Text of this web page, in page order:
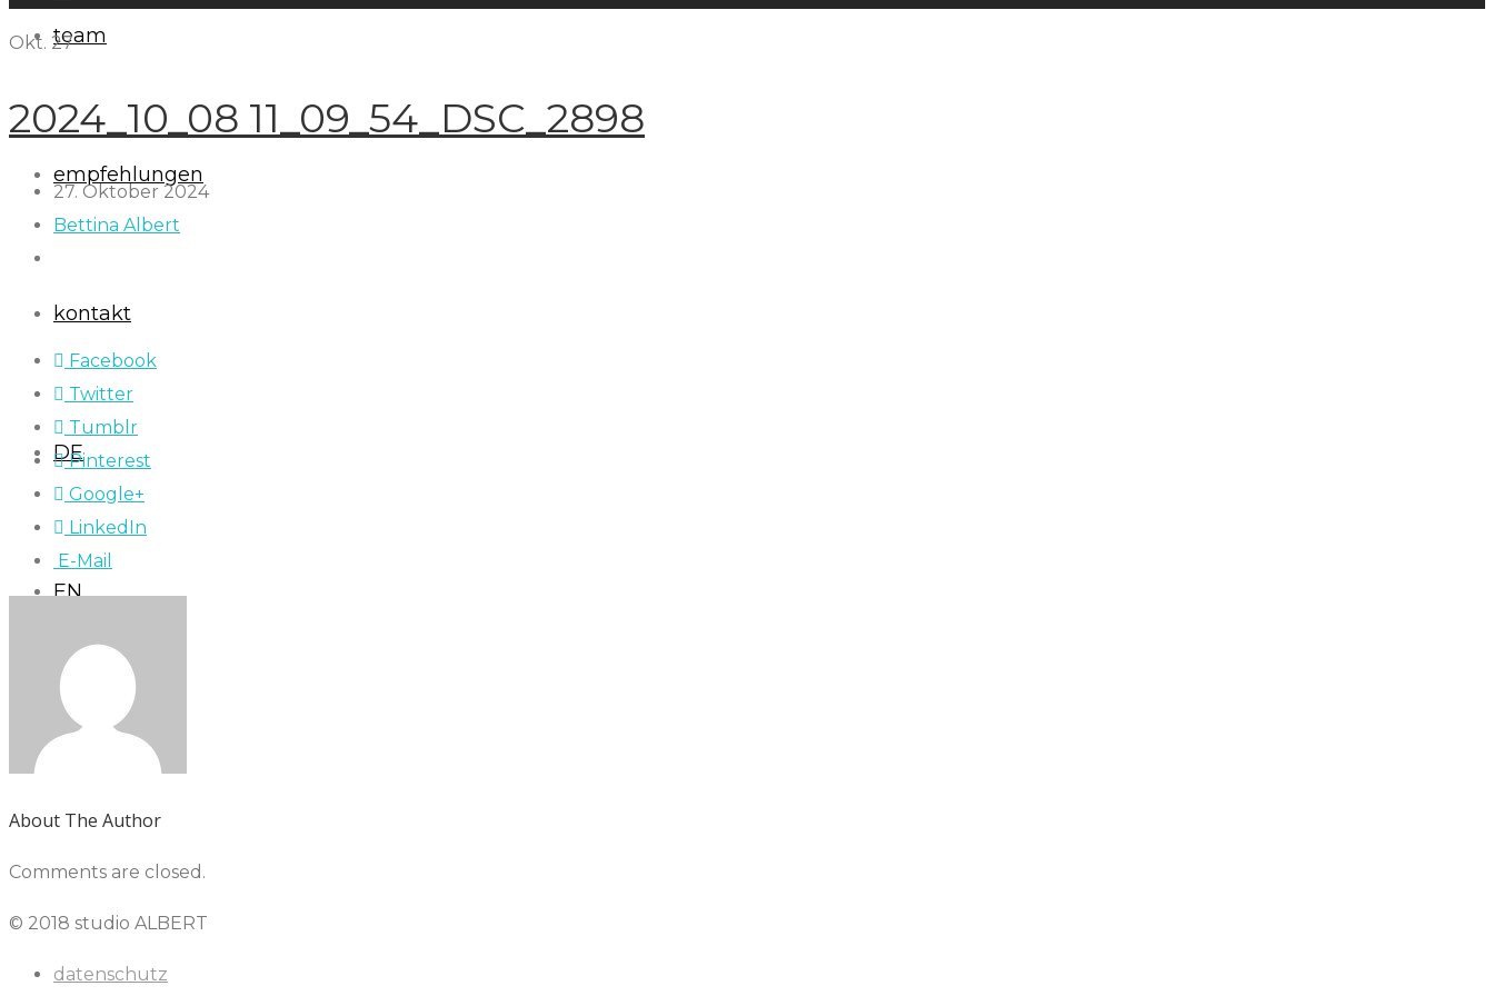
team
empfehlungen
kontakt
DE
EN
Okt. 27
2024_10_08 11_09_54_DSC_2898
27. Oktober 2024
Bettina Albert
Facebook
Twitter
Tumblr
Pinterest
Google+
LinkedIn
E-Mail
About The Author
Comments are closed.
© 2018 studio ALBERT
datenschutz